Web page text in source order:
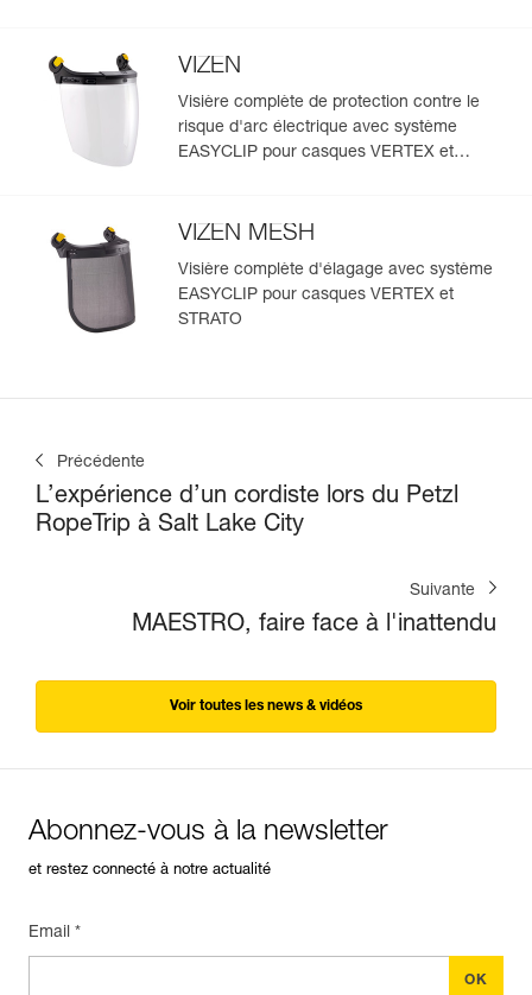
VIZEN
Visière complète de protection contre le
risque d'arc électrique avec système
EASYCLIP pour casques VERTEX et
VIZEN MESH
Visière complète d'élagage avec système
EASYCLIP pour casques VERTEX et
STRATO
Précédente
L’expérience d’un cordiste lors du Petzl
RopeTrip à Salt Lake City
Suivante
MAESTRO, faire face à l'inattendu
Voir toutes les news & vidéos
Abonnez-vous à la newsletter
et restez connecté à notre actualité
Email *